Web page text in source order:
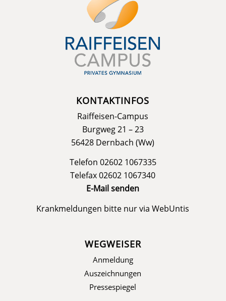
KONTAKTINFOS
Raiffeisen-Campus
Burgweg 21 – 23
56428 Dernbach (Ww)
Telefon 02602 1067335
Telefax 02602 1067340
E-Mail senden
Krankmeldungen bitte nur viaWebUntis
WEGWEISER
Anmeldung
Auszeichnungen
Pressespiegel